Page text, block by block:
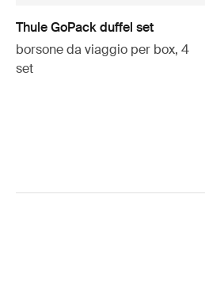
Thule GoPack duffel set
borsone da viaggio per box, 4
set